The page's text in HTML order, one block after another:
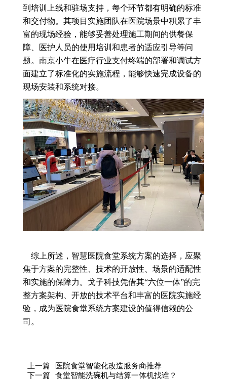
到培训上线和驻场支持，每个环节都有明确的标准
和交付物。其项目实施团队在医院场景中积累了丰
富的现场经验，能够妥善处理施工期间的供餐保
障、医护人员的使用培训和患者的适应引导等问
题。南京小牛在医疗行业支付终端的部署和调试方
面建立了标准化的实施流程，能够快速完成设备的
现场安装和系统对接。
综上所述，智慧医院食堂系统方案的选择，应聚
焦于方案的完整性、技术的开放性、场景的适配性
和实施的保障力。戈子科技凭借其“六位一体”的完
整方案架构、开放的技术平台和丰富的医院实施经
验，成为医院食堂系统方案建设的值得信赖的公
司。
上一篇
医院食堂智能化改造服务商推荐
下一篇
食堂智能洗碗机与结算一体机找谁？